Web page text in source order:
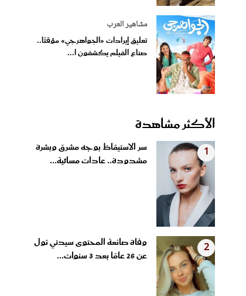
مشاهير العرب
تعليق إيرادات «الجواهرجي» مؤقتًا..
صناع الفيلم يكشفون ا...
الأكثر مشاهدة
1
سر الاستيقاظ بوجه مشرق وبشرة
مشدودة.. عادات مسائية...
2
وفاة صانعة المحتوى سيدني تول
عن 26 عامًا بعد 3 سنوات...